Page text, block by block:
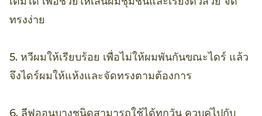
ทรงง่าย
5. หวีผมให้เรียบร้อย เพื่อไม่ให้ผมพันกันขณะไดร์ แล้ว
จึงไดร์ผมให้แห้งและจัดทรงตามต้องการ
6. ลีฟออนบางชนิดสามารถใช้ได้ทุกวัน ควบคู่ไปกับ